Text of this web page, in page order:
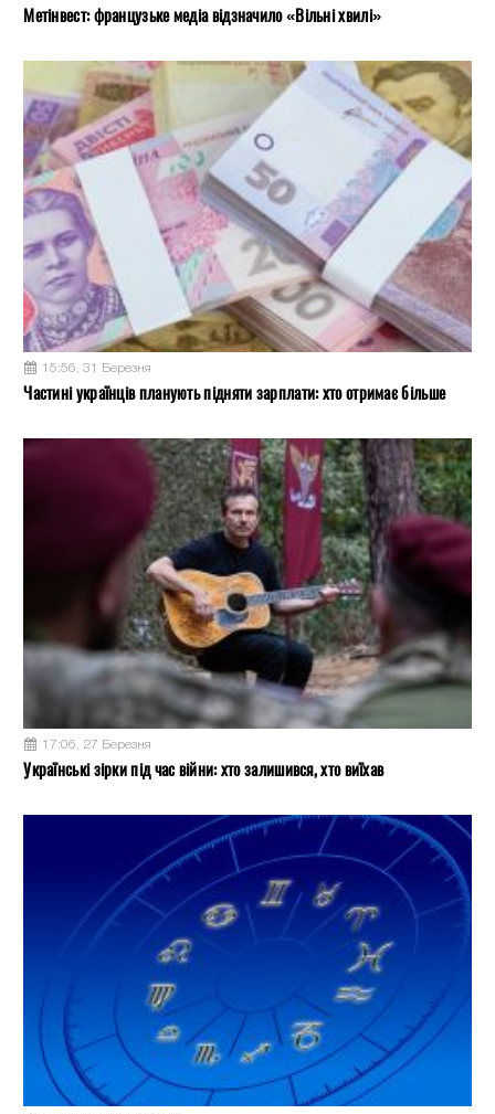
Метінвест: французьке медіа відзначило «Вільні хвилі»
15:56, 31 Березня
Частині українців планують підняти зарплати: хто отримає більше
17:06, 27 Березня
Українські зірки під час війни: хто залишився, хто виїхав